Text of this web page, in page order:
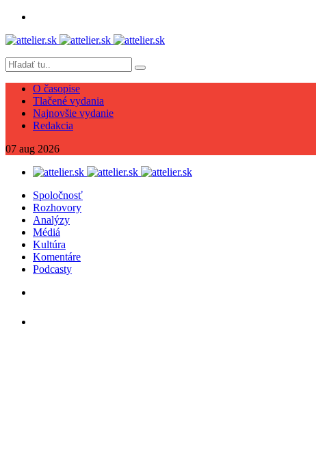
O časopise
Tlačené vydania
Najnovšie vydanie
Redakcia
07 aug 2026
Spoločnosť
Rozhovory
Analýzy
Médiá
Kultúra
Komentáre
Podcasty